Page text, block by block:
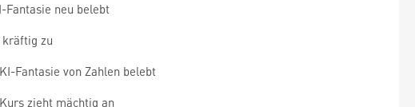
Fantasie neu belebt
zu
Fantasie von Zahlen belebt
zieht mächtig an